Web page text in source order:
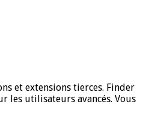
et extensions tierces. Finder
les utilisateurs avancés. Vous